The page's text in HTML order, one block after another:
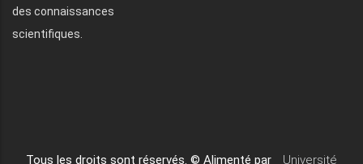
des connaissances
scientifiques.
Tous les droits sont réservés. © Alimenté par Université